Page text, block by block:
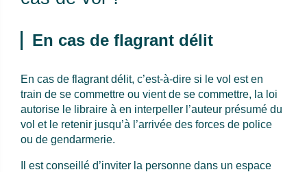
En cas de flagrant délit
En cas de flagrant délit, c’est-à-dire si le vol est en
train de se commettre ou vient de se commettre, la loi
autorise le libraire à en interpeller l’auteur présumé du
vol et le retenir jusqu’à l’arrivée des forces de police
ou de gendarmerie.
Il est conseillé d’inviter la personne dans un espace